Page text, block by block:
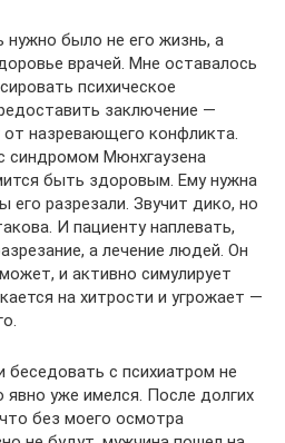
нужно было не его жизнь, а
врачей. Мне оставалось
психическое
заключение —
назревающего ­конфликта.
синдромом Мюнхгаузена
быть здоровым. Ему нужна
его разрезали. Звучит дико, но
И пациенту наплевать,
а лечение людей. Он
и активно симулирует
на хитрости и угрожает —
беседовать с психиатром не
явно уже имелся. После долгих
без моего осмотра